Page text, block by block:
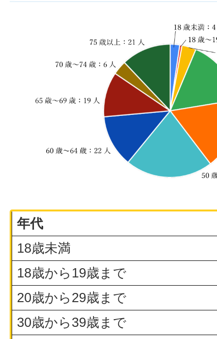
年代
18歳未満
18歳から19歳まで
20歳から29歳まで
30歳から39歳まで